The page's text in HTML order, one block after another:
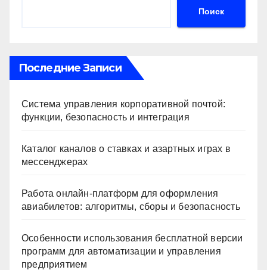
ть
Поиск
Последние Записи
Система управления корпоративной почтой:
функции, безопасность и интеграция
Каталог каналов о ставках и азартных играх в
мессенджерах
Работа онлайн‑платформ для оформления
авиабилетов: алгоритмы, сборы и безопасность
Особенности использования бесплатной версии
программ для автоматизации и управления
предприятием